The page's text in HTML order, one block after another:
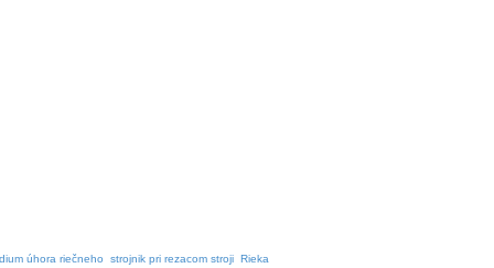
úhora riečneho strojnik pri rezacom stroji Rieka